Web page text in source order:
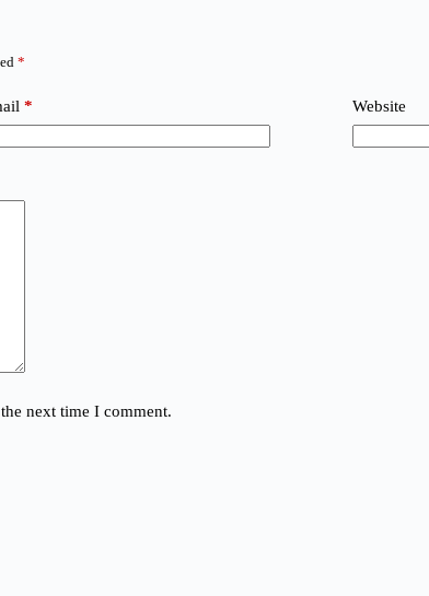
*
* Website
next time I comment.